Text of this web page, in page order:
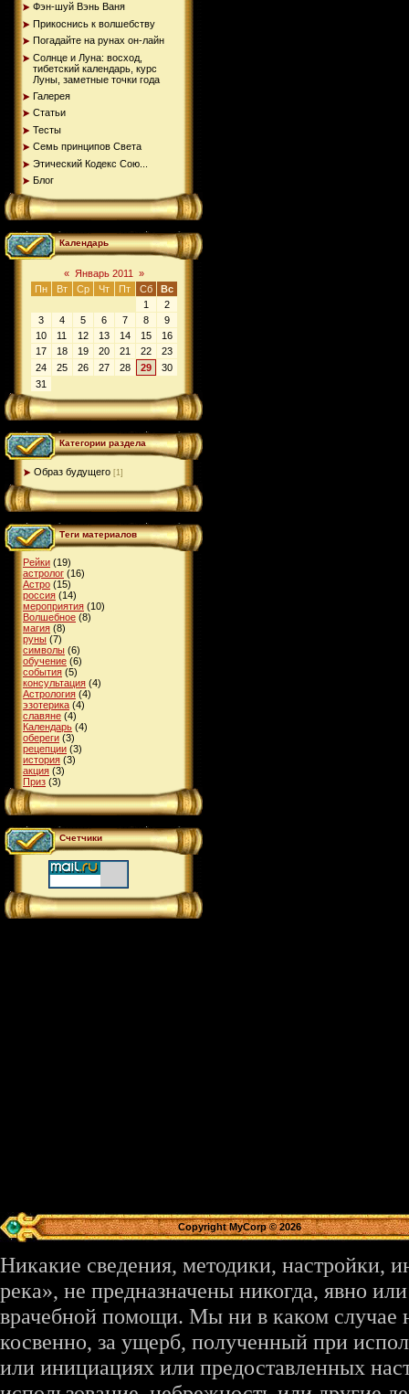
Фэн-шуй Вэнь Ваня
Прикоснись к волшебству
Погадайте на рунах oн-лайн
Солнце и Луна: восход,
тибетский календарь, курс
Луны, заметные точки года
Галерея
Статьи
Тесты
Семь принципов Света
Этический Кодекс Сою...
Блог
Календарь
« Январь 2011
»
Пн
Вт Ср Чт Пт Сб
Вс
1
2
3
4 5 6 7 8
9
10
11 12 13 14 15
16
17
18 19 20 21 22
23
24
25 26 27 28 29
30
31
Категории раздела
Образ будущего [1]
Теги материалов
Рейки (19)
астролог (16)
Астро (15)
россия (14)
мероприятия (10)
Волшебное (8)
магия (8)
руны (7)
символы (6)
обучение (6)
события (5)
консультация (4)
Астрология (4)
эзотерика (4)
славяне (4)
Календарь (4)
обереги (3)
рецепции (3)
история (3)
акция (3)
Приз (3)
Счетчики
Copyright MyCorp © 2026
Никакие сведения, методики, настройки,
река», не предназначены никогда, явно
врачебной помощи. Мы ни в каком случае
косвенно, за ущерб, полученный при
или инициациях или предоставленных